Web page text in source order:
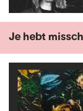
Je hebt